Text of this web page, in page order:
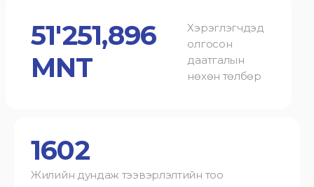
51'251,896
MNT
Хэрэглэгчдэд
олгосон
даатгалын
нөхөн төлбөр
1602
Жилийн дундаж тээвэрлэлтийн тоо